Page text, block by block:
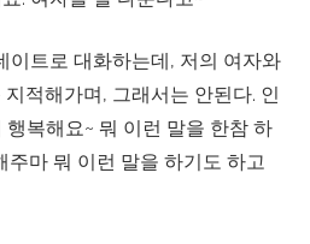
이트로 대화하는데, 저의 여자와
적해가며, 그래서는 안된다. 인
복해요~ 뭐 이런 말을 한참 하
주마 뭐 이런 말을 하기도 하고